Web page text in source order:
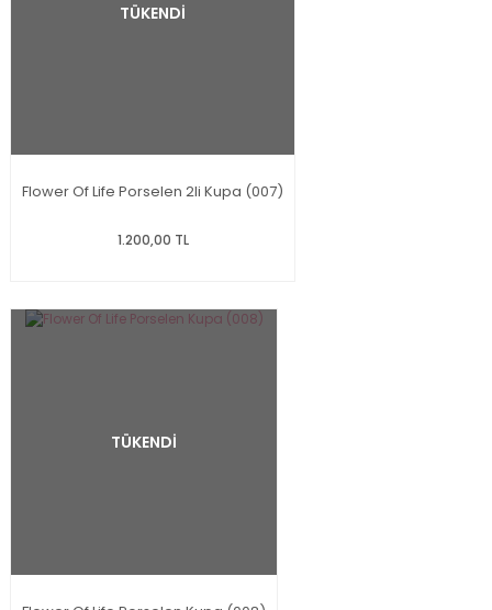
TÜKENDİ
Flower Of Life Porselen 2li Kupa (007)
1.200,00 TL
TÜKENDİ